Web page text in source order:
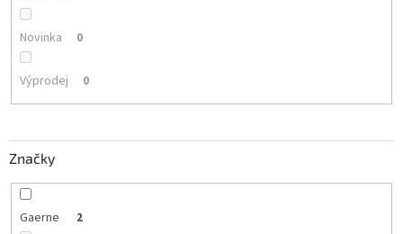
Novinka 0
Výprodej 0
Značky
Gaerne 2